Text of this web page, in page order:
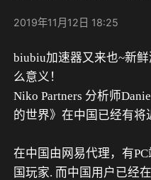
2019年11月12日 18:25
biubiu加速器又来也~新
么意义！
Niko Partners 分析师
的世界》在中国已经有将
在中国由网易代理，有
国玩家. 而中国用户已经